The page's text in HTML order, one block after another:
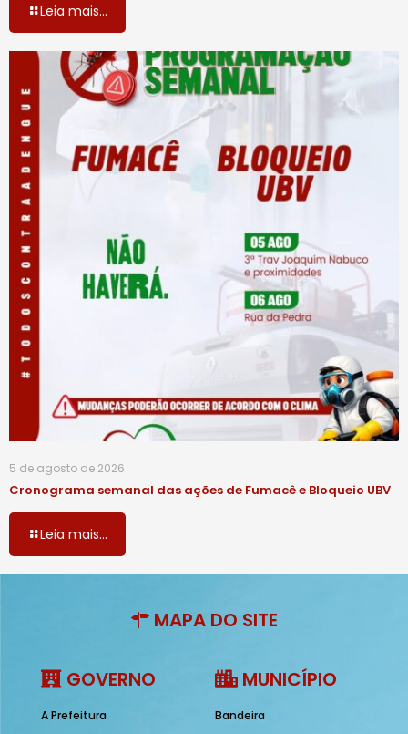
Leia mais...
5 de agosto de 2026
Cronograma semanal das ações de Fumacê e Bloqueio UBV
Leia mais...
MAPA DO SITE
GOVERNO
A Prefeitura
MUNICÍPIO
Bandeira